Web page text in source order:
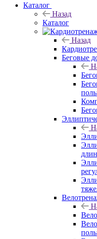
Каталог
Назад
Каталог
Назад
Беговые